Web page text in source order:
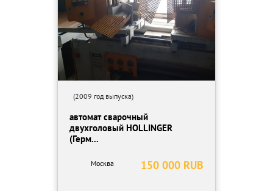
(2009 год выпуска)
автомат сварочный
двухголовый HOLLINGER
(Герм...
150 000 RUB
Москва